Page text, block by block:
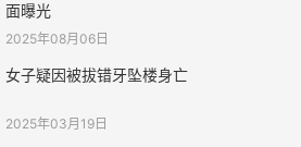
面曝光
2025年08月06日
女子疑因被拔错牙坠楼身亡
2025年03月19日